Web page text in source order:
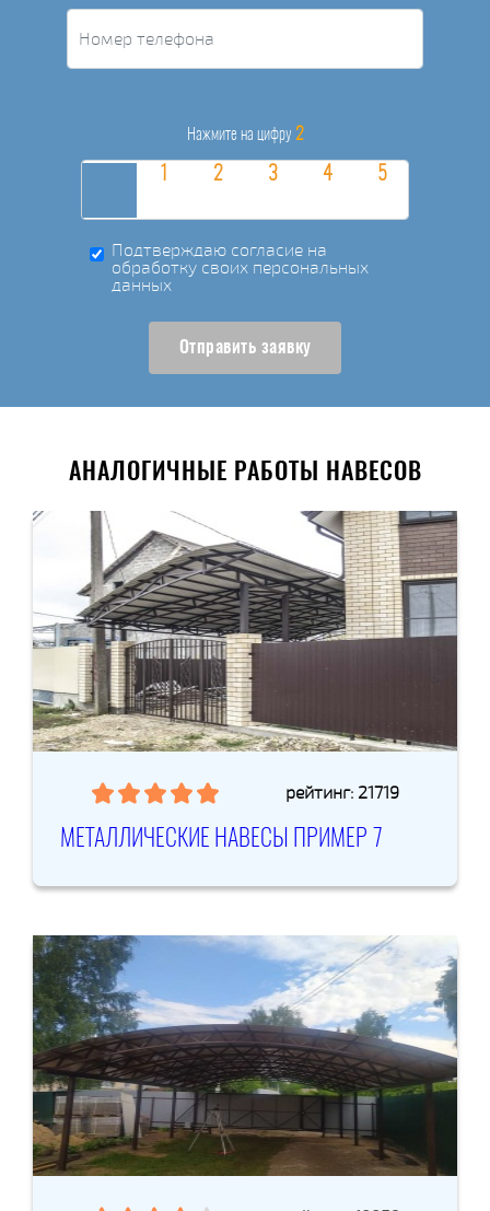
Нажмите на цифру 2
Подтверждаю согласие на
обработку своих персональных
данных
Отправить заявку
АНАЛОГИЧНЫЕ РАБОТЫ НАВЕСОВ
рейтинг: 21719
МЕТАЛЛИЧЕСКИЕ НАВЕСЫ ПРИМЕР 7